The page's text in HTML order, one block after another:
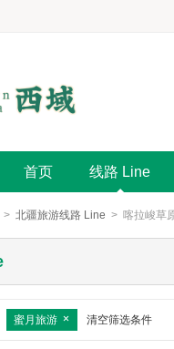
首页 线路 Line
> 北疆旅游线路 Line > 喀拉峻草
蜜月旅游 清空筛选条件